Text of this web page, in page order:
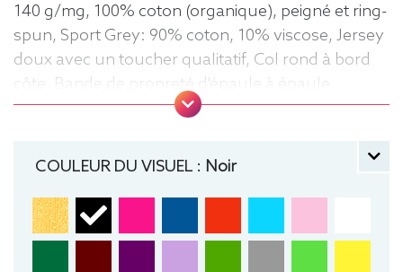
140 g/mg, 100% coton (organique), peigné et ring-
spun, Sport Grey: 90% coton, 10% viscose, Jersey
doux avec un toucher qualitatif, Col rond à bord
côte, Bande de propreté d'épaule à épaule,
Coutures latérales, puce de taille, Lavable jusqu'à
Léger, Homme, Col rond, Bio / Organic, B&C
COULEUR DU VISUEL : Noir